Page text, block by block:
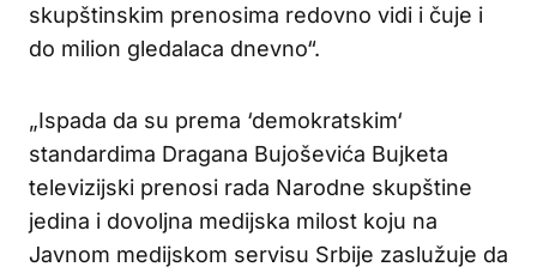
skupštinskim prenosima redovno vidi i čuje i
do milion gledalaca dnevno“.
„Ispada da su prema ‘demokratskim‘
standardima Dragana Bujoševića Bujketa
televizijski prenosi rada Narodne skupštine
jedina i dovoljna medijska milost koju na
Javnom medijskom servisu Srbije zaslužuje da